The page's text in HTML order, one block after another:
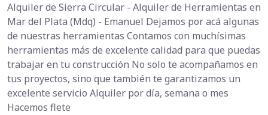
Alquiler de Sierra Circular - Alquiler de Herramientas en
Mar del Plata (Mdq) - Emanuel Dejamos por acá algunas
de nuestras herramientas Contamos con muchísimas
herramientas más de excelente calidad para que puedas
trabajar en tu construcción No solo te acompañamos en
tus proyectos, sino que también te garantizamos un
excelente servicio Alquiler por día, semana o mes
Hacemos flete